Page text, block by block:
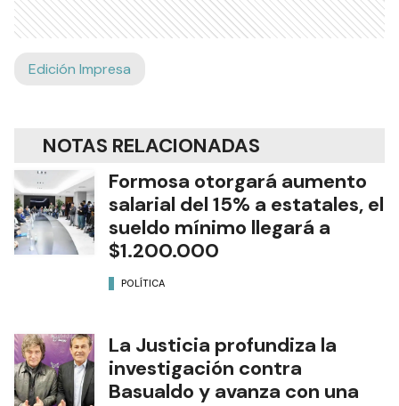
Edición Impresa
NOTAS RELACIONADAS
Formosa otorgará aumento
salarial del 15% a estatales, el
sueldo mínimo llegará a
$1.200.000
POLÍTICA
La Justicia profundiza la
investigación contra
Basualdo y avanza con una